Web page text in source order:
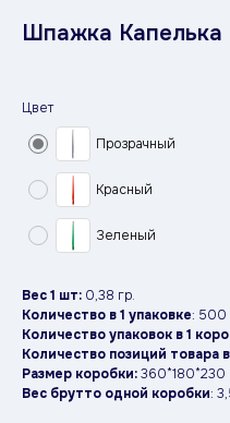
Шпажка Капелька
Цвет
Прозрачный
Красный
Зеленый
Вес 1 шт: 0,38 гр.
Количество в 1 упаковке: 500
Количество упаковок в 1
Количество позиций товара
Размер коробки:360*180*230
Вес брутто одной коробки: